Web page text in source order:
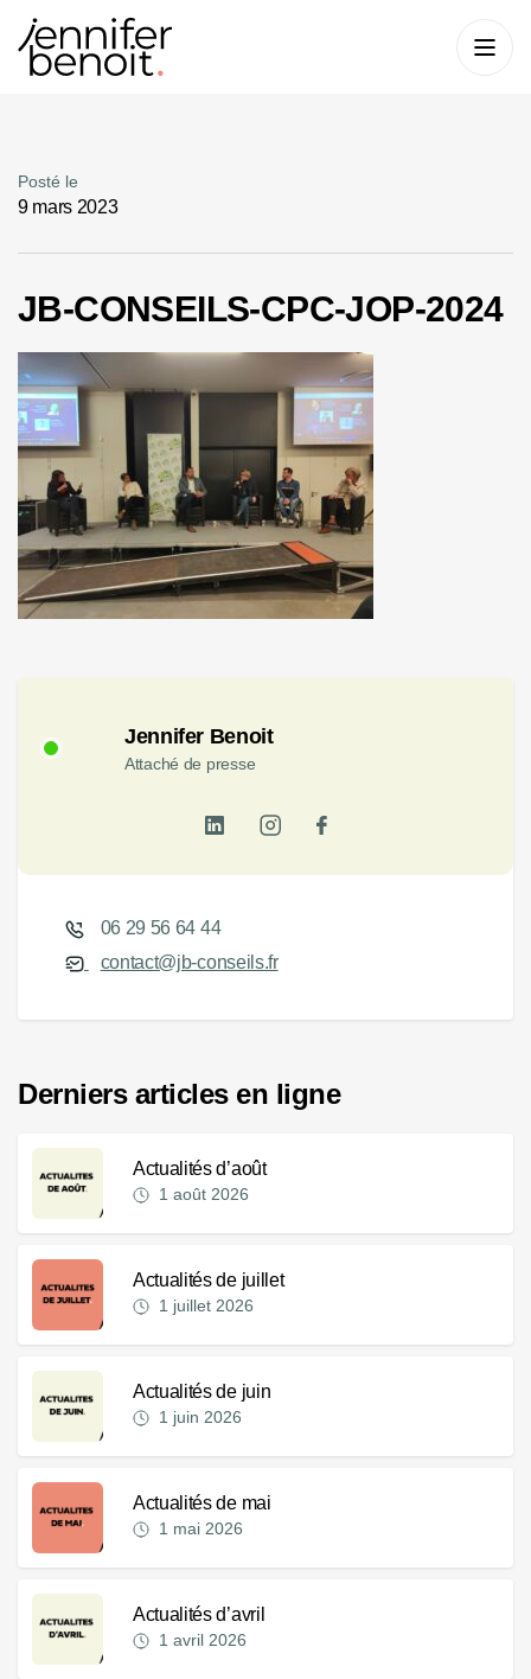
Posté le
9 mars 2023
JB-CONSEILS-CPC-JOP-2024
Jennifer Benoit
Attaché de presse
06 29 56 64 44
contact@jb-conseils.fr
Derniers articles en ligne
Actualités d’août
1 août 2026
Actualités de juillet
1 juillet 2026
Actualités de juin
1 juin 2026
Actualités de mai
1 mai 2026
Actualités d’avril
1 avril 2026